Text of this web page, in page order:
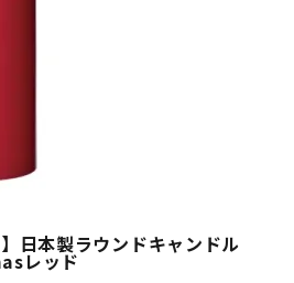
日本製ラウンドキャンドル
レッド